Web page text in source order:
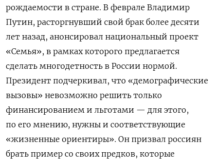
рождаемости в стране. В феврале Владимир
Путин, расторгнувший свой брак более десяти
лет назад, анонсировал национальный проект
«Семья», в рамках которого предлагается
сделать многодетность в России нормой.
Президент подчеркивал, что «демографические
вызовы» невозможно решить только
финансированием и льготами — для этого,
по его мнению, нужны и соответствующие
«жизненные ориентиры». Он призвал россиян
брать пример со своих предков, которые